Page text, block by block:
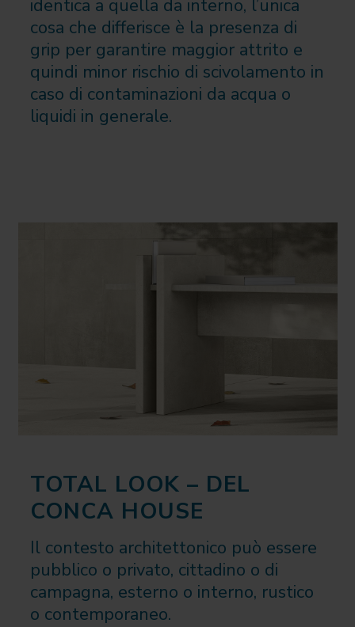
identica a quella da interno, l’unica
cosa che differisce è la presenza di
grip per garantire maggior attrito e
quindi minor rischio di scivolamento in
caso di contaminazioni da acqua o
liquidi in generale.
TOTAL LOOK – DEL
CONCA HOUSE
Il contesto architettonico può essere
pubblico o privato, cittadino o di
campagna, esterno o interno, rustico
o contemporaneo.